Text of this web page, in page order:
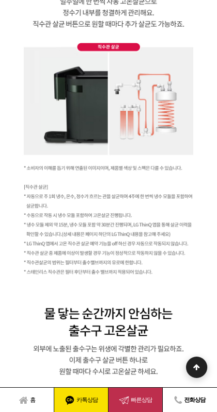
홈 카톡상담 빠른상담 전화상담